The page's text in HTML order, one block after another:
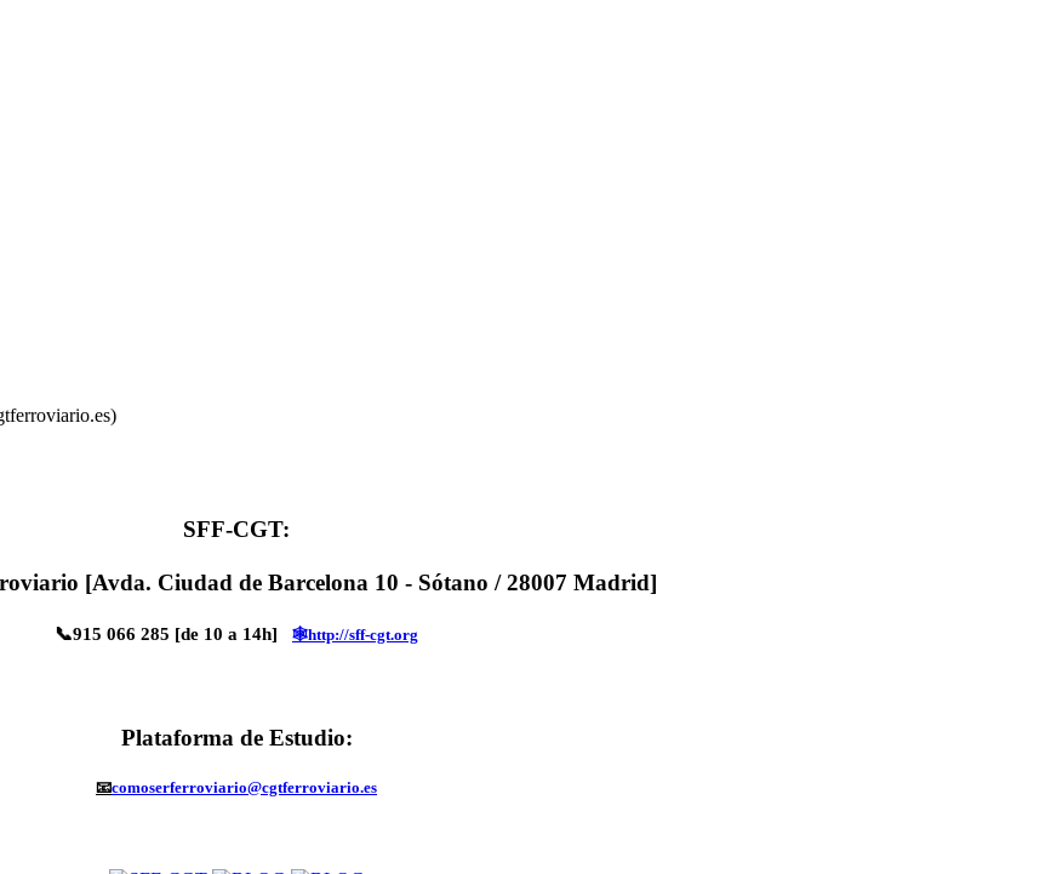
SFF-CGT:
[Avda. Ciudad de Barcelona 10 - Sótano / 28007 Madrid]
📞915 066 285 [de 10 a 14h] 🕸http://sff-cgt.org
Plataforma de Estudio:
📧comoserferroviario@cgtferroviario.es